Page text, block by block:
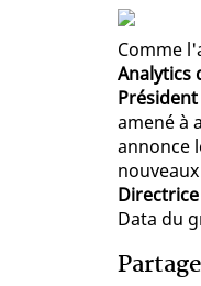
Comme
Analytics
amené à
annonce
Data du